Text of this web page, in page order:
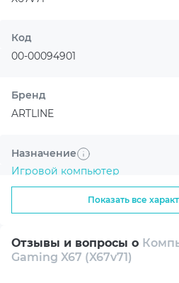
искусственного
Улучшенная
плавный геймплей и
Код
00-00094901
Бренд
ARTLINE
Назначение
Игровой компьютер
Модель процессора
Показать все
Отзывы и вопросы о
Gaming X67 (X67v71)